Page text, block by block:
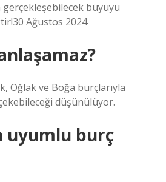
gerçekleşebilecek büyüyü
Ağustos 2024
Oğlak ve Boğa burçlarıyla
düşünülüyor.
uyumlu burç